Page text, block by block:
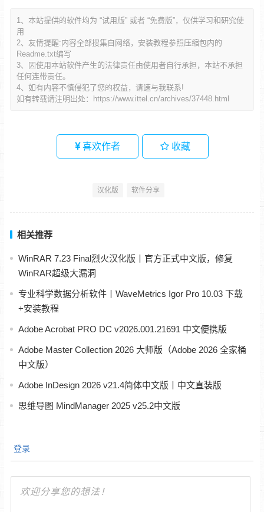
1、本站提供的软件均为 “试用版” 或者 “免费版”，仅供学习和研究使
用
2、友情提醒:内容全部搜集自网络，安装教程参照压缩包内的
Readme.txt编写
3、因使用本站软件产生的法律责任由使用者自行承担，本站不承担
任何连带责任。
4、如有内容不慎侵犯了您的权益，请速与我联系!
如有转载请注明出处：
https://www.ittel.cn/archives/37448.html
喜欢作者 收藏
汉化版 软件分享
相关推荐
WinRAR 7.23 Final烈火汉化版丨官方正式中文版，修复
WinRAR超级大漏洞
专业科学数据分析软件丨WaveMetrics Igor Pro 10.03 下载
+安装教程
Adobe Acrobat PRO DC v2026.001.21691 中文便携版
Adobe Master Collection 2026 大师版（Adobe 2026 全家桶
中文版）
Adobe InDesign 2026 v21.4简体中文版丨中文直装版
思维导图 MindManager 2025 v25.2中文版
登录